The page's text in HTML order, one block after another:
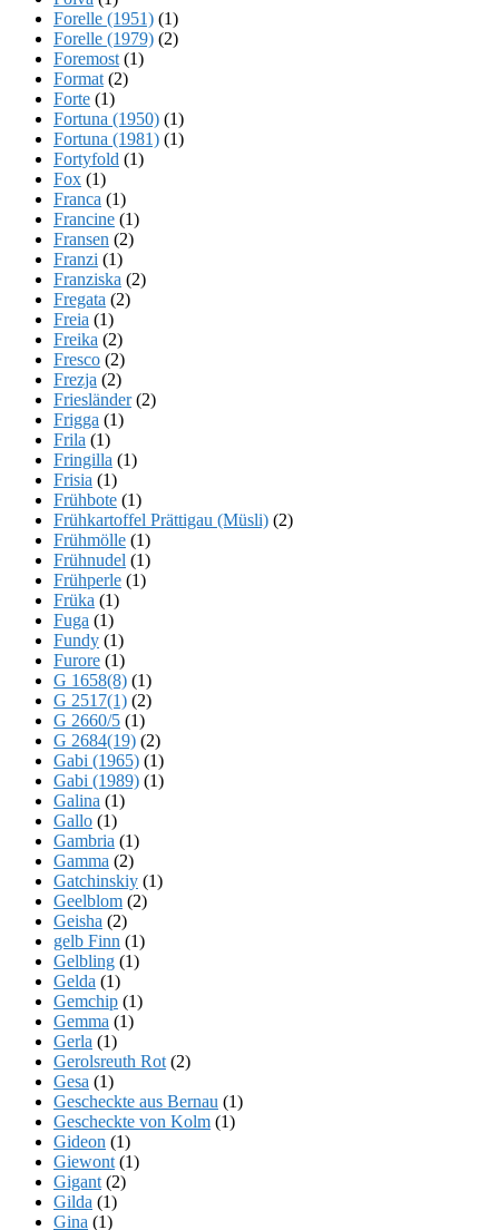
Forelle (1951) (1)
Forelle (1979) (2)
Foremost (1)
Format (2)
Forte (1)
Fortuna (1950) (1)
Fortuna (1981) (1)
Fortyfold (1)
Fox (1)
Franca (1)
Francine (1)
Fransen (2)
Franzi (1)
Franziska (2)
Fregata (2)
Freia (1)
Freika (2)
Fresco (2)
Frezja (2)
Friesländer(2)
Frigga (1)
Frila (1)
Fringilla (1)
Frisia (1)
Frühbote (1)
Frühkartoffel Prättigau (Müsli) (2)
Frühmölle (1)
Frühnudel (1)
Frühperle (1)
Früka (1)
Fuga (1)
Fundy (1)
Furore (1)
G 1658(8) (1)
G 2517(1) (2)
G 2660/5 (1)
G 2684(19) (2)
Gabi (1965) (1)
Gabi (1989) (1)
Galina (1)
Gallo (1)
Gambria (1)
Gamma (2)
Gatchinskiy (1)
Geelblom (2)
Geisha (2)
gelb Finn (1)
Gelbling (1)
Gelda (1)
Gemchip (1)
Gemma (1)
Gerla (1)
Gerolsreuth Rot (2)
Gesa (1)
Gescheckte aus Bernau (1)
Gescheckte von Kolm (1)
Gideon (1)
Giewont (1)
Gigant (2)
Gilda (1)
Gina (1)